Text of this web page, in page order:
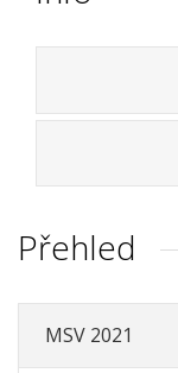
Přehled
MSV 2021